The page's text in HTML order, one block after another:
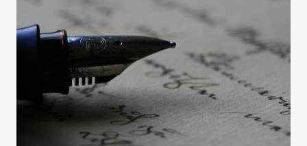
EMOCJI
NAPRAWDĘ
ROBI
RÓŻNICĘ